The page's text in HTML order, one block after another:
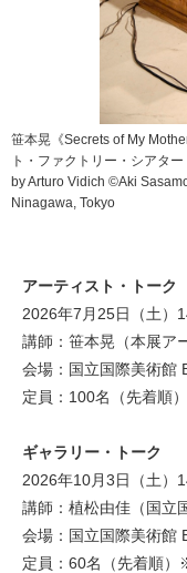
笹本晃《Secrets of My
ト・ファクトリー・シアタ
by Arturo Vidich ©Aki
Ninagawa, Tokyo
アーティスト・トーク
2026年7月25日（土）
講師：笹本晃（本展ア
会場：国立国際美術館
定員：100名（先着順
ギャラリー・トーク
2026年10月3日（土）
講師：植松由佳（国立
会場：国立国際美術館
定員：60名（先着順